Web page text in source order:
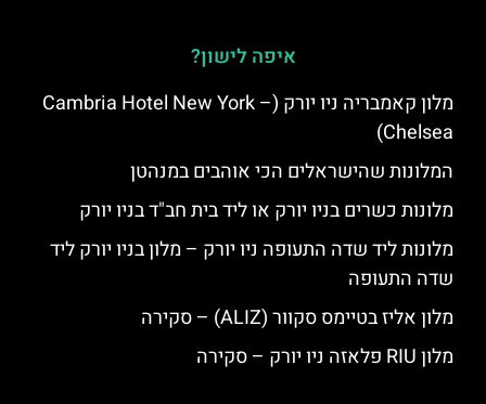
איפה לישון?
מלון קאמבריה ניו יורק (Cambria Hotel New York –
Chelsea)
המלונות שהישראלים הכי אוהבים במנהטן
מלונות כשרים בניו יורק או ליד בית חב"ד בניו יורק
מלונות ליד שדה התעופה ניו יורק – מלון בניו יורק ליד
שדה התעופה
מלון אליז בטיימס סקוור (ALIZ) – סקירה
מלון RIU פלאזה ניו יורק – סקירה